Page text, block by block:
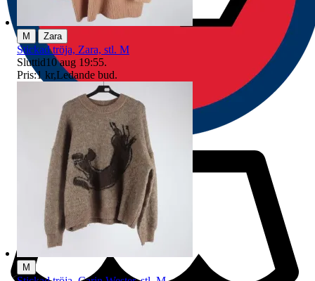
M | Zara
Stickad tröja, Zara, stl. M
Sluttid10 aug 19:55.
Pris:1 kr,Ledande bud.
M